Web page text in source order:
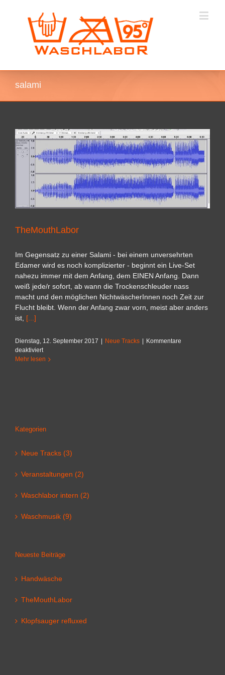
salami
TheMouthLabor
Im Gegensatz zu einer Salami - bei einem unversehrten
Edamer wird es noch komplizierter - beginnt ein Live-Set
nahezu immer mit dem Anfang, dem EINEN Anfang. Dann
weiß jede/r sofort, ab wann die Trockenschleuder nass
macht und den möglichen NichtwäscherInnen noch Zeit zur
Flucht bleibt. Wenn der Anfang zwar vorn, meist aber anders
ist, [...]
Dienstag, 12. September 2017 | Neue Tracks | Kommentare
deaktiviertfür
TheMouthLabor
Mehr lesen
Kategorien
Neue Tracks (3)
Veranstaltungen (2)
Waschlabor intern (2)
Waschmusik (9)
Neueste Beiträge
Handwäsche
TheMouthLabor
Klopfsauger refluxed